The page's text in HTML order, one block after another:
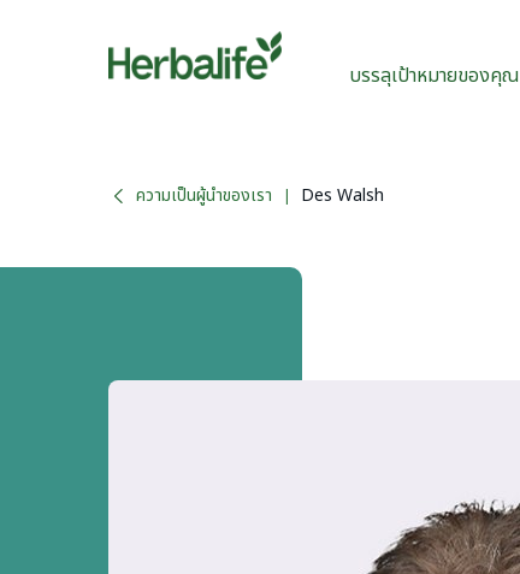
บรรลุเป้าหมายของคุณ
ความเป็นผู้นำของเรา | Des Walsh